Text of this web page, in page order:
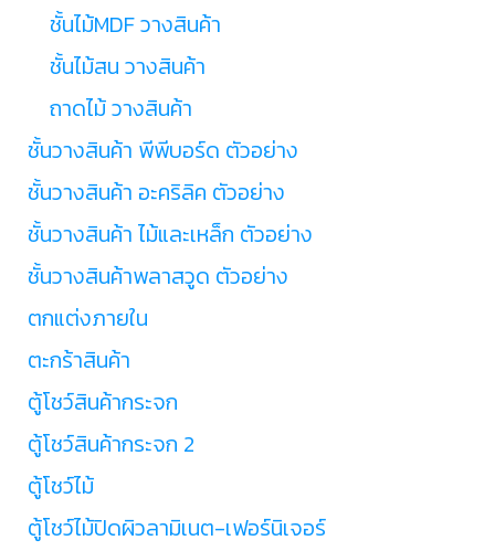
ชั้นไม้MDF วางสินค้า
ชั้นไม้สน วางสินค้า
ถาดไม้ วางสินค้า
ชั้นวางสินค้า พีพีบอร์ด ตัวอย่าง
ชั้นวางสินค้า อะคริลิค ตัวอย่าง
ชั้นวางสินค้า ไม้และเหล็ก ตัวอย่าง
ชั้นวางสินค้าพลาสวูด ตัวอย่าง
ตกแต่งภายใน
ตะกร้าสินค้า
ตู้โชว์สินค้ากระจก
ตู้โชว์สินค้ากระจก 2
ตู้โชว์ไม้
ตู้โชว์ไม้ปิดผิวลามิเนต-เฟอร์นิเจอร์